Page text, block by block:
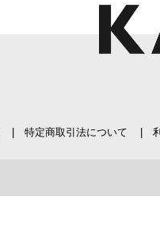
特定商取引法について